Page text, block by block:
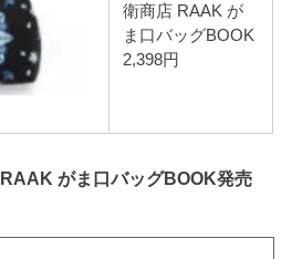
衛商店 RAAK が
ま口バッグBOOK
2,398円
がま口バッグBOOK発売